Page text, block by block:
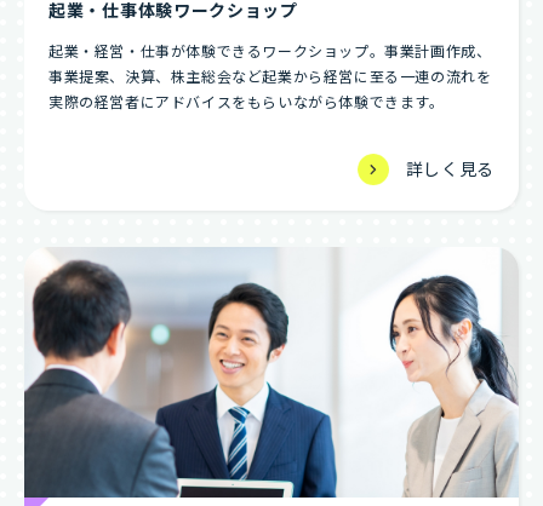
起業・仕事体験ワークショップ
起業・経営・仕事が体験できるワークショップ。事業計画作成、
事業提案、決算、株主総会など起業から経営に至る一連の流れを
実際の経営者にアドバイスをもらいながら体験できます。
詳しく見る